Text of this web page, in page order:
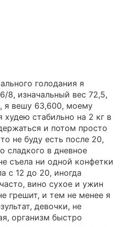
голодания я
8, изначальный вес 72,5,
я вешу 63,600, моему
худею стабильно на 2 кг в
и потом просто
не буду есть после 20,
сладкого в дневное
съела ни одной конфетки
с 12 до 20, иногда
вино сухое и ужин
грешит, и тем не менее я
девочки, не
организм быстро